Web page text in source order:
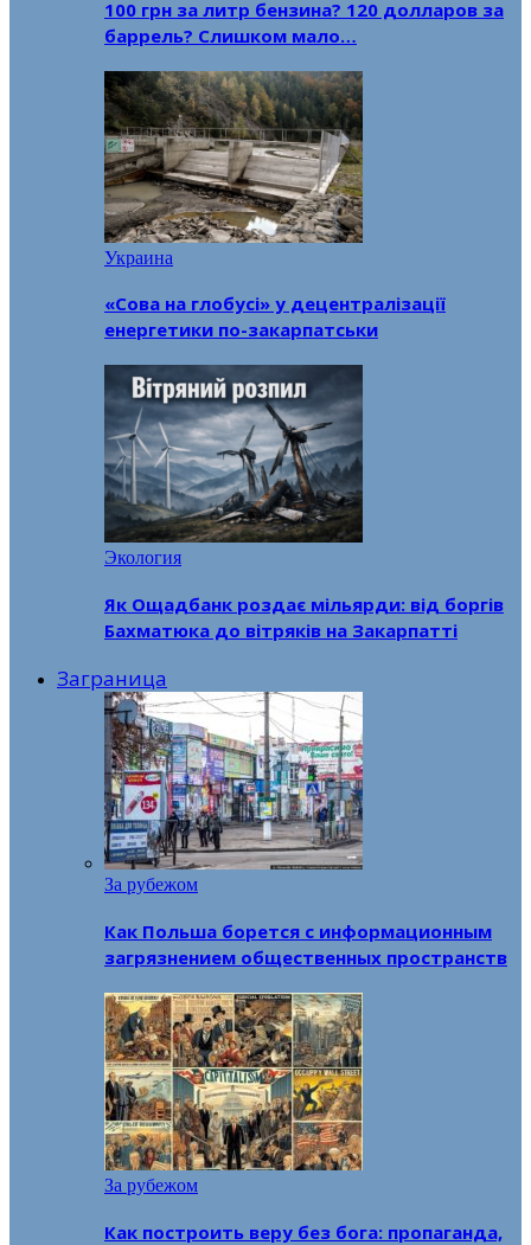
100 грн за литр бензина? 120 долларов за
баррель? Слишком мало…
Украина
«Сова на глобусі» у децентралізації
енергетики по-закарпатськи
Экология
Як Ощадбанк роздає мільярди: від боргів
Бахматюка до вітряків на Закарпатті
Заграница
За рубежом
Как Польша борется с информационным
загрязнением общественных пространств
За рубежом
Как построить веру без бога: пропаганда,